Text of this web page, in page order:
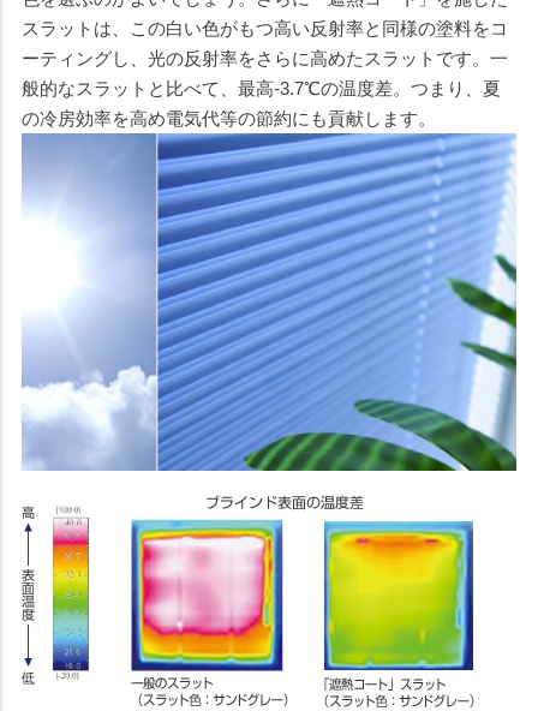
スラットは、この白い色がもつ高い反射率と同様の塗料をコ
ーティングし、光の反射率をさらに高めたスラットです。一
般的なスラットと比べて、最高-3.7℃の温度差。つまり、夏
の冷房効率を高め電気代等の節約にも貢献します。